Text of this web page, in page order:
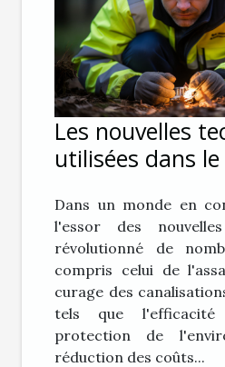
Les nouvelles
utilisées dans
efficacité accrue
Dans un monde en
l'essor des
révolutionné de
compris celui de
curage des
tels que l'efficacité
protection de
réduction des coûts...